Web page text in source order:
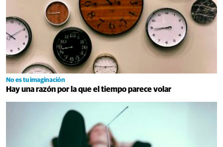
No es tu imaginación
Hay una razón por la que el tiempo parece volar